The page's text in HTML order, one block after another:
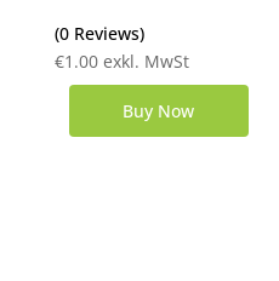
(0 Reviews)
€1.00 exkl. MwSt
Buy Now